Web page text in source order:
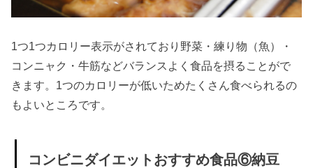
シャヨ
ト
» ダイエ
おやつ
1つ1つカロリー表示がされており野菜・練り物（魚）・
コンニャク・牛筋などバランスよく食品を摂ることがで
きます。1つのカロリーが低いためたくさん食べられるの
もよいところです。
コンビニダイエットおすすめ食品⑥納豆